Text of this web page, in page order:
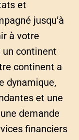
et
jusqu’à
à votre
un continent
continent a
dynamique,
et une
demande
financiers